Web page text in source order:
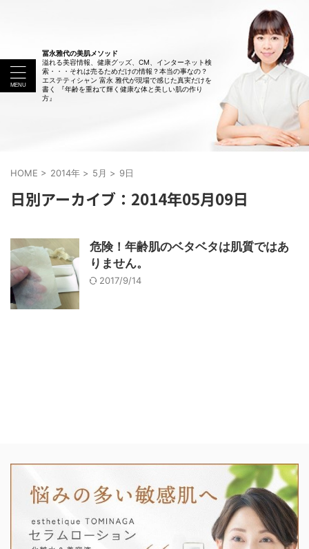
冨永雅代の美肌メソッド
溢れる美容情報、健康グッズ、CM、インターネット検
索・・・それは売るためだけの情報？本当の事なの？
エステティシャン 富永 雅代が現場で感じた真実だけを
書く 『年齢を重ねて輝く健康な体と美しい肌の作り
方』
HOME > 2014年 > 5月 > 9日
日別アーカイブ：2014年05月09日
危険！年齢肌のベタベタは肌質ではあ
りません。
2017/9/14